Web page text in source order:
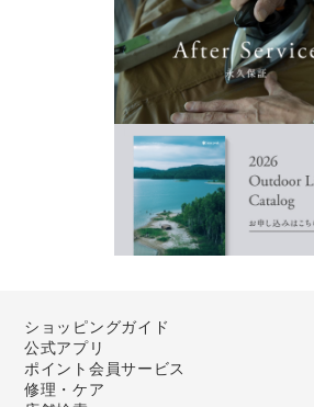
ショッピングガイド
公式アプリ
ポイント会員サービス
修理・ケア